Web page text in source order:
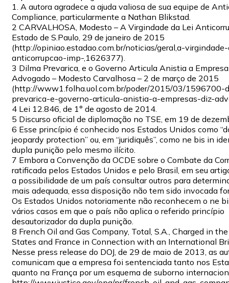
1. A autora agradece a ajuda valiosa de sua equipe de
Compliance, particularmente a Nathan Blikstad.
2 CARVALHOSA, Modesto – A Virgindade da Lei
Estado de S.Paulo, 29 de janeiro de 2015
(http://opiniao.estadao.com.br/noticias/geral,a-
anticorrupcao-imp-,1626377).
3 Dilma Prevarica, e o Governo Articula Anistia a
Advogado – Modesto Carvalhosa – 2 de março de 2015
(http://www1.folha.uol.com.br/poder/2015/03/1596700-
prevarica-e-governo-articula-anistia-a-empresas-diz-
4 Lei 12.846, de 1° de agosto de 2014.
5 Discurso oficial de diplomação no TSE, em 19 de
6 Esse princípio é conhecido nos Estados Unidos como
jeopardy protection” ou, em “juridiquês”, como ne bis in
dupla punição pelo mesmo ilícito.
7 Embora a Convenção da OCDE sobre o Combate da
ratificada pelos Estados Unidos e pelo Brasil, em seu
a possibilidade de um país consultar outros para
mais adequada, essa disposição não tem sido invocada
Os Estados Unidos notoriamente não reconhecem o ne
vários casos em que o país não aplica o referido princípio
desautorizador da dupla punição.
8 French Oil and Gas Company, Total, S.A., Charged in
States and France in Connection with an International
Nesse press release do DOJ, de 29 de maio de 2013, as
comunicam que a empresa foi sentenciada tanto nos
quanto na França por um esquema de suborno